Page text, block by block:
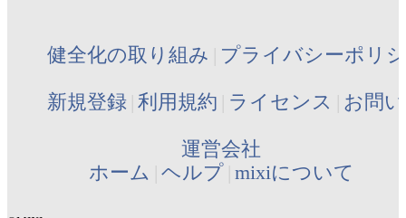
健全化の取り組み プライバシーポリ
新規登録 利用規約 ライセンス お問
運営会社
ホーム ヘルプ mixiについて